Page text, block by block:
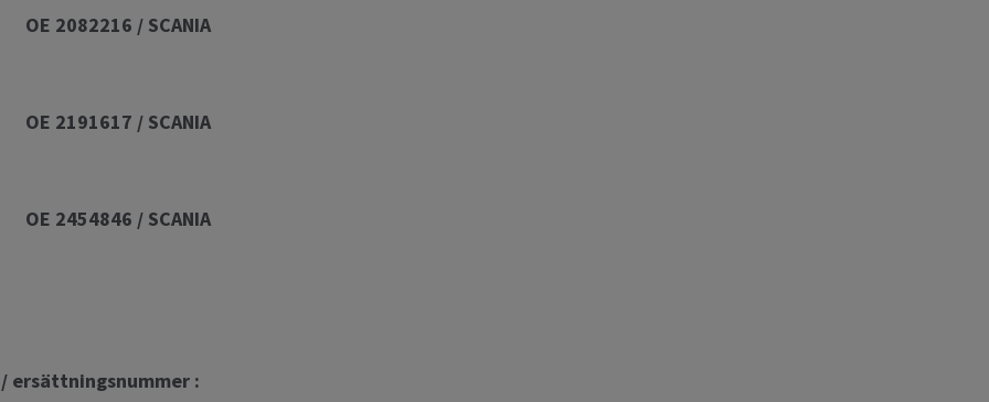
/ SCANIA
/ SCANIA
/ SCANIA
:
/ ersättningsnummer :